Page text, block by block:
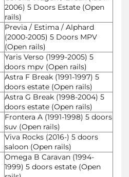
2006) 5 Doors Estate (Open
rails)
Previa / Estima / Alphard
(2000-2005) 5 Doors MPV
(Open rails)
Yaris Verso (1999-2005) 5
doors mpv (Open rails)
Astra F Break (1991-1997) 5
doors estate (Open rails)
Astra G Break (1998-2004) 5
doors estate (Open rails)
Frontera A (1991-1998) 5 doors
suv (Open rails)
Viva Rocks (2016-) 5 doors
saloon (Open rails)
Omega B Caravan (1994-
1999) 5 doors estate (Open